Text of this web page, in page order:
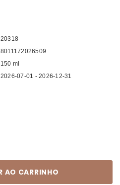
20318
8011172026509
150 ml
2026-07-01 - 2026-12-31